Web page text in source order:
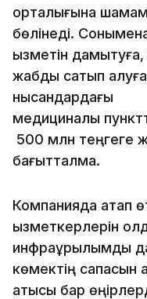
орталығына
бөлінеді.
қызметін
жабдық сатып
нысандардағы
медициналық
500 млн теңгеге
бағытталмақ.
Компанияда атап
қызметкерлерін
инфрақұрылымды
көмектің сапасын
қатысы бар